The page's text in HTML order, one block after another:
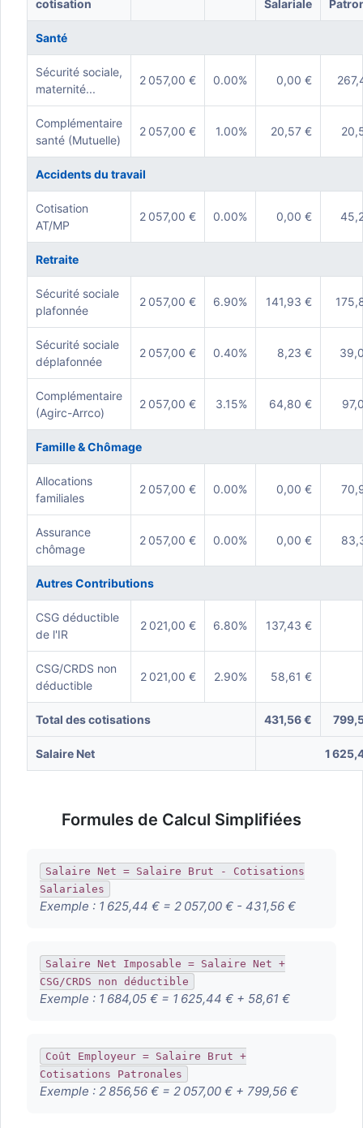
cotisation Salariale
Santé
Sécurité sociale,
maternité...
2 057,00 € 0.00% 0,00 €
Complémentaire
santé (Mutuelle)
2 057,00 € 1.00% 20,57 €
Accidents du travail
Cotisation
AT/MP
2 057,00 € 0.00% 0,00 €
Retraite
Sécurité sociale
plafonnée
2 057,00 € 6.90% 141,93 €
Sécurité sociale
déplafonnée
2 057,00 € 0.40% 8,23 €
Complémentaire
(Agirc-Arrco)
2 057,00 € 3.15% 64,80 €
Famille & Chômage
Allocations
familiales
2 057,00 € 0.00% 0,00 €
Assurance
chômage
2 057,00 € 0.00% 0,00 €
Autres Contributions
CSG déductible
de l'IR
2 021,00 € 6.80% 137,43 €
CSG/CRDS non
déductible
2 021,00 € 2.90% 58,61 €
Total des cotisations 431,56 €
Salaire Net 1
Formules de Calcul Simplifiées
Salaire Net = Salaire Brut - Cotisations
Salariales
Exemple : 1 625,44 € = 2 057,00 € - 431,56 €
Salaire Net Imposable = Salaire Net +
CSG/CRDS non déductible
Exemple : 1 684,05 € = 1 625,44 € + 58,61 €
Coût Employeur = Salaire Brut +
Cotisations Patronales
Exemple : 2 856,56 € = 2 057,00 € + 799,56 €